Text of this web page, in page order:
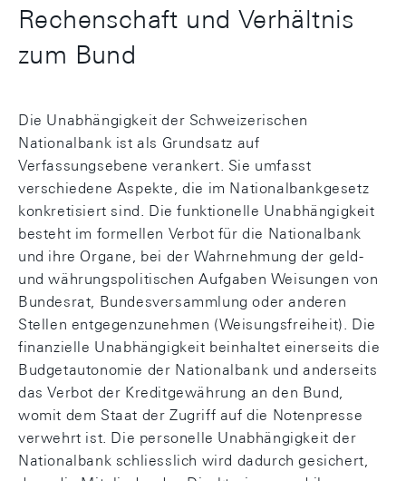
Rechenschaft und Verhältnis
zum Bund
Die Unabhängigkeit der Schweizerischen
Nationalbank ist als Grundsatz auf
Verfassungsebene verankert. Sie umfasst
verschiedene Aspekte, die im Nationalbankgesetz
konkretisiert sind. Die funktionelle Unabhängigkeit
besteht im formellen Verbot für die Nationalbank
und ihre Organe, bei der Wahrnehmung der geld-
und währungspolitischen Aufgaben Weisungen von
Bundesrat, Bundesversammlung oder anderen
Stellen entgegenzunehmen (Weisungsfreiheit). Die
finanzielle Unabhängigkeit beinhaltet einerseits die
Budgetautonomie der Nationalbank und anderseits
das Verbot der Kreditgewährung an den Bund,
womit dem Staat der Zugriff auf die Notenpresse
verwehrt ist. Die personelle Unabhängigkeit der
Nationalbank schliesslich wird dadurch gesichert,